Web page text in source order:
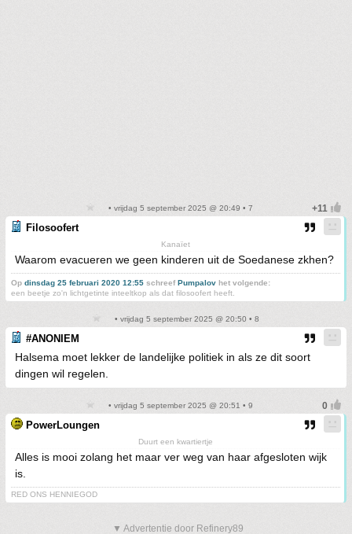
• vrijdag 5 september 2025 @ 20:49 • 7
Filosoofert
Kanaïet
Waarom evacueren we geen kinderen uit de Soedanese zkhen?
Op dinsdag 25 februari 2020 12:55 schreefPumpalov het volgende:
een beetje zo'n lichtgetinte inteeltkop als dat filosoofert heeft.
• vrijdag 5 september 2025 @ 20:50 • 8
#ANONIEM
Halsema moet lekker de landelijke politiek in als ze dit soort
dingen wil regelen.
• vrijdag 5 september 2025 @ 20:51 • 9
PowerLoungen
Duurt een kwartiertje
Alles is mooi zolang het maar ver weg van haar afgesloten wijk
is.
RED ONS HENNIEGOD
▼ Advertentie door Refinery89